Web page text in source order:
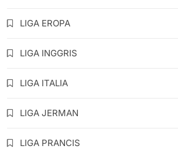
LIGA EROPA
LIGA INGGRIS
LIGA ITALIA
LIGA JERMAN
LIGA PRANCIS